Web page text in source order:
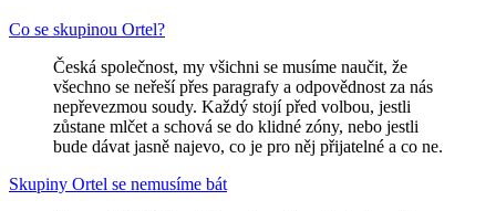
Co se skupinou Ortel?
Česká společnost, my všichni se musíme naučit, že
všechno se neřeší přes paragrafy a odpovědnost za nás
nepřevezmou soudy. Každý stojí před volbou, jestli
zůstane mlčet a schová se do klidné zóny, nebo jestli
bude dávat jasně najevo, co je pro něj přijatelné a co ne.
Skupiny Ortel se nemusíme bát